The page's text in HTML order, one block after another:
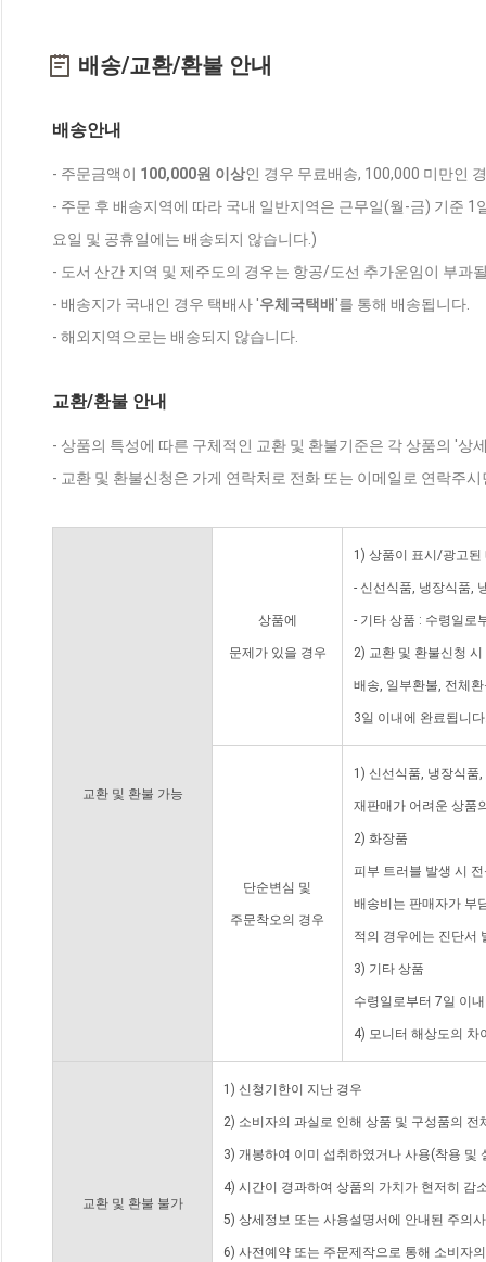
배송/교환/환불 안내
배송안내
- 주문금액이 100,000원 이상인 경우 무료배송, 100,000 미만인
- 주문 후 배송지역에 따라 국내 일반지역은 근무일(월-금) 기준
요일 및 공휴일에는 배송되지 않습니다.)
- 도서 산간 지역 및 제주도의 경우는 항공/도선 추가운임이 부과
- 배송지가 국내인 경우 택배사 '우체국택배'를 통해 배송됩니다.
- 해외지역으로는 배송되지 않습니다.
교환/환불 안내
- 상품의 특성에 따른 구체적인 교환 및 환불기준은 각 상품의 '상
- 교환 및 환불신청은 가게 연락처로 전화 또는 이메일로 연락주
교환 및 환불 가능
상품에
문제가 있을 경우
1) 상품이 표시/광고된
- 신선식품, 냉장식품,
- 기타 상품 : 수령일로
2) 교환 및 환불신청
배송, 일부환불, 전체
3일 이내에 완료됩니
단순변심 및
주문착오의 경우
1) 신선식품, 냉장식품
재판매가 어려운 상품
2) 화장품
피부 트러블 발생 시
배송비는 판매자가 부
적의 경우에는 진단서
3) 기타 상품
수령일로부터 7일 이
4) 모니터 해상도의 차
교환 및 환불 불가
1) 신청기한이 지난 경우
2) 소비자의 과실로 인해 상품 및 구성품의
3) 개봉하여 이미 섭취하였거나 사용(착용 및
4) 시간이 경과하여 상품의 가치가 현저히 감
5) 상세정보 또는 사용설명서에 안내된 주의
6) 사전예약 또는 주문제작으로 통해 소비자